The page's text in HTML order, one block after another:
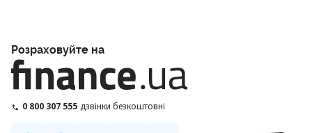
Розраховуйте на
0 800 307 555 дзвінки безкоштовні